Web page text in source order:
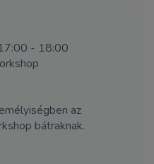
- 18:00
az
bátraknak.